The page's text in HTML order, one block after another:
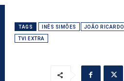
TAGS INÊS SIMÕES JOÃO RICARDO
TVI EXTRA